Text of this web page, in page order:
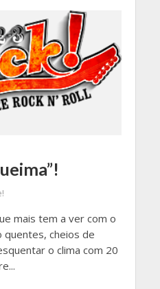
mais tem a ver com o
quentes, cheios de
o clima com 20